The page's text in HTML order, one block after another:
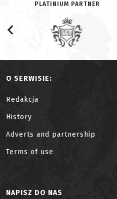
PLATINIUM PARTNER
O SERWISIE:
Redakcja
History
Adverts and partnership
Terms of use
NAPISZ DO NAS